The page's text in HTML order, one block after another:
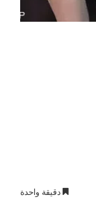
دقيقة واحدة